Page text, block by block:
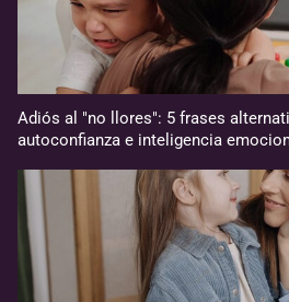
Adiós al "no llores": 5 frases
autoconfianza e inteligencia